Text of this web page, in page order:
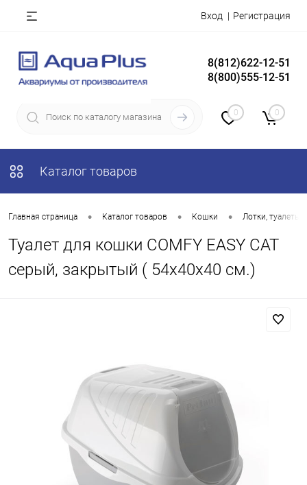
Вход Регистрация
8(812)622-12-51
8(800)555-12-51
0 0
Каталог товаров
Главная страница • Каталог товаров • Кошки • Лотки, туалеты
Туалет для кошки COMFY EASY CAT
серый, закрытый ( 54х40х40 см.)